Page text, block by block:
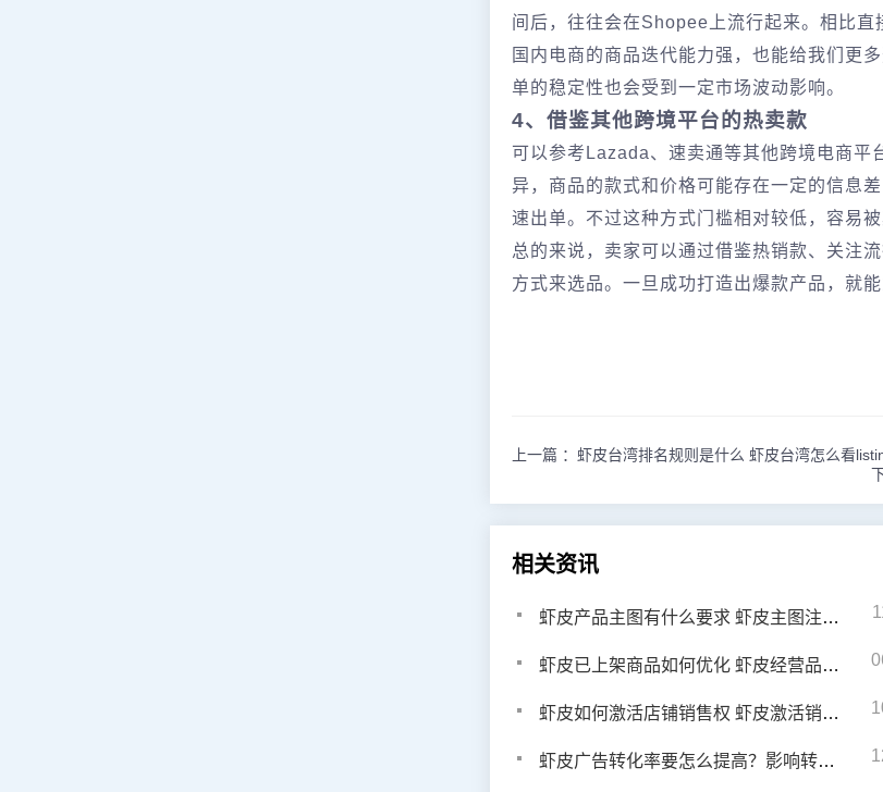
间后，往往会在Shopee上流行起来。相比
国内电商的商品迭代能力强，也能给我们更
单的稳定性也会受到一定市场波动影响。
4、借鉴其他跨境平台的热卖款
可以参考Lazada、速卖通等其他跨境电商平
异，商品的款式和价格可能存在一定的信息
速出单。不过这种方式门槛相对较低，容易被
总的来说，卖家可以通过借鉴热销款、关注
方式来选品。一旦成功打造出爆款产品，就
上一篇 ： 虾皮台湾排名规则是什么 虾皮台湾怎么看
相关资讯
虾皮产品主图有什么要求 虾皮主图注意事项
虾皮已上架商品如何优化 虾皮经营品类可以更改吗
虾皮如何激活店铺销售权 虾皮激活销售权后还要做什么
虾皮广告转化率要怎么提高？影响转化率因素包括什么